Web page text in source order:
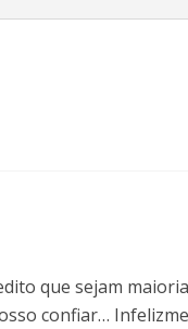
que sejam
confiar…